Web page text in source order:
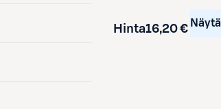
Hinta16,20 € Näytä